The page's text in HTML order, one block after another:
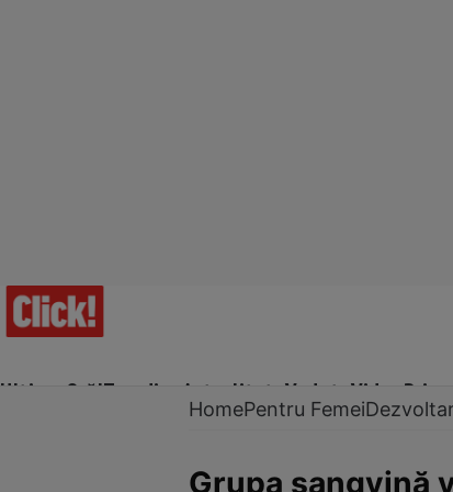
Ultima Oră!Trending Actualitate Vedete Video
HomePentru Femei
Grupa sangvină